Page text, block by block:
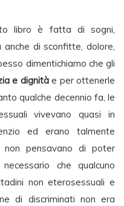
libro è fatta di sogni,
di sconfitte, dolore,
dimentichiamo che gli
e dignitàe per ottenerle
qualche decennio fa, le
vivevano quasi in
ed erano talmente
non pensavano di poter
che qualcuno
non eterosessuali e
di discriminati non era